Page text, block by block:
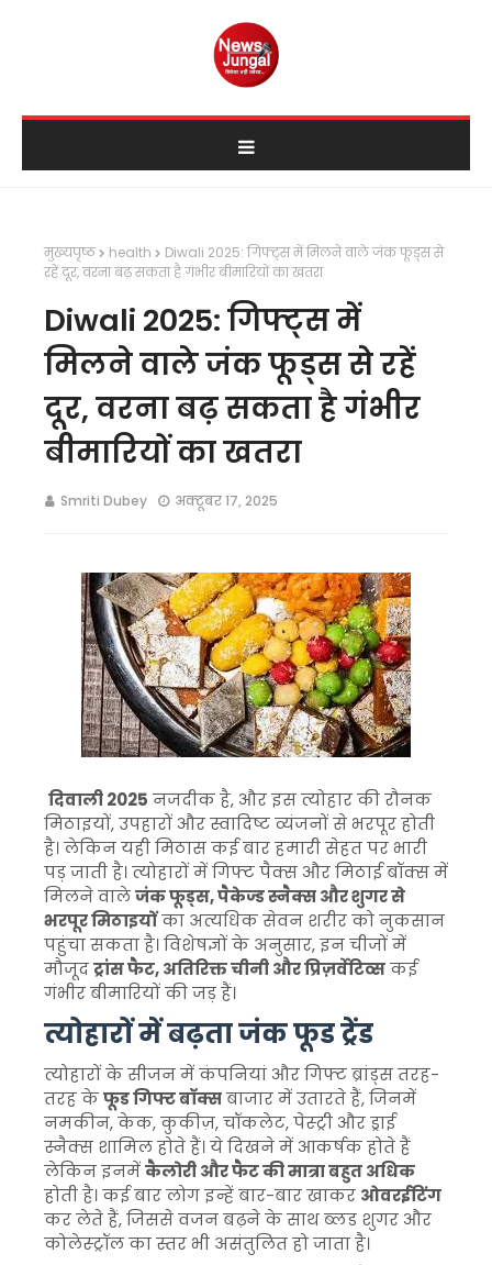
मुख्यपृष्ठ health
Diwali 2025: गिफ्ट्स में मिलने वाले जंक फूड्स से
रहें दूर, वरना बढ़ सकता है गंभीर बीमारियों का खतरा
Diwali 2025: गिफ्ट्स में
मिलने वाले जंक फूड्स से रहें
दूर, वरना बढ़ सकता है गंभीर
बीमारियों का खतरा
Smriti Dubey अक्टूबर 17, 2025
दिवाली 2025 नजदीक है, और इस त्योहार की रौनक
मिठाइयों, उपहारों और स्वादिष्ट व्यंजनों से भरपूर होती
है। लेकिन यही मिठास कई बार हमारी सेहत पर भारी
पड़ जाती है। त्योहारों में गिफ्ट पैक्स और मिठाई बॉक्स में
मिलने वालेजंक फूड्स, पैकेज्ड स्नैक्स और शुगर से
भरपूर मिठाइयोंका अत्यधिक सेवन शरीर को नुकसान
पहुंचा सकता है। विशेषज्ञों के अनुसार, इन चीजों में
मौजूदट्रांस फैट, अतिरिक्त चीनी और प्रिज़र्वेटिव्सकई
गंभीर बीमारियों की जड़ हैं।
त्योहारों में बढ़ता जंक फूड ट्रेंड
त्योहारों के सीजन में कंपनियां और गिफ्ट ब्रांड्स तरह-
तरह केफूड गिफ्ट बॉक्सबाजार में उतारते हैं, जिनमें
नमकीन, केक, कुकीज़, चॉकलेट, पेस्ट्री और ड्राई
स्नैक्स शामिल होते हैं। ये दिखने में आकर्षक होते हैं
लेकिन इनमेंकैलोरी और फैट की मात्रा बहुत अधिक
होती है। कई बार लोग इन्हें बार-बार खाकर ओवरईटिंग
कर लेते हैं, जिससे वजन बढ़ने के साथ ब्लड शुगर और
कोलेस्ट्रॉल का स्तर भी असंतुलित हो जाता है।